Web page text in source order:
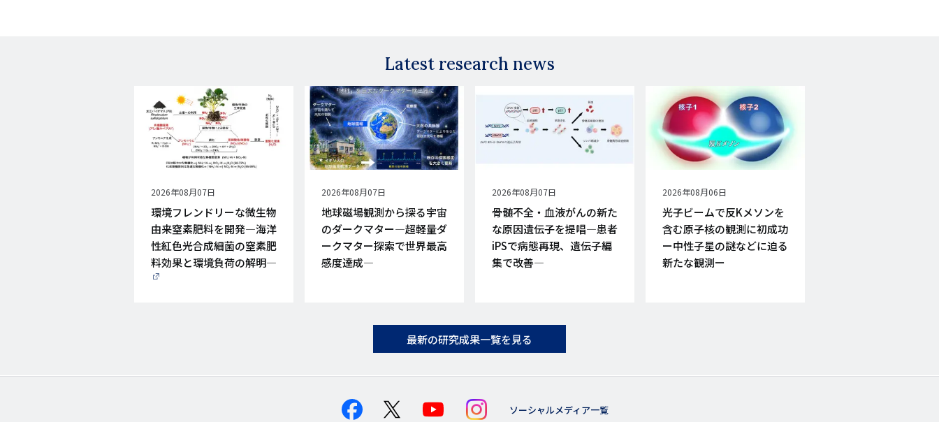
Latest research news
公
開
日
2026年08月07日
環境フレンドリーな微生物
由来窒素肥料を開発―海洋
性紅色光合成細菌の窒素肥
料効果と環境負荷の解明―
公
開
2026年08月07日
地球磁場観測から探る宇宙
のダークマター―超軽量ダ
ークマター探索で世界最高
感度達成―
公
開
日
2026年08月07日
骨髄不全・血液がんの新た
な原因遺伝子を提唱―患者
iPSで病態再現、遺伝子編
集で改善―
公
開
日
2026年08月06日
光子ビームで反Kメソンを
含む原子核の観測に初成功
ー中性子星の謎などに迫る
新たな観測ー
最新の研究成果一覧を見る
ソーシャルメディア一覧